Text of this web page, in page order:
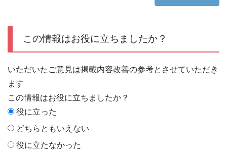
この情報はお役に立ちましたか？
いただいたご意見は掲載内容改善の参考とさせていただき
ます
この情報はお役に立ちましたか？
役に立った
どちらともいえない
役に立たなかった